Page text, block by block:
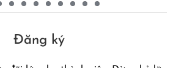
Đăng ký